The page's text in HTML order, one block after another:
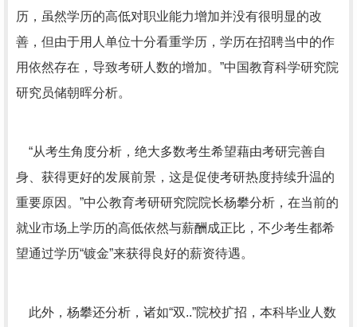
历，虽然学历的高低对职业能力增加并没有很明显的改
善，但由于用人单位十分看重学历，学历在招聘当中的作
用依然存在，导致考研人数的增加。”中国教育科学研究院
研究员储朝晖分析。
“从考生角度分析，绝大多数考生希望藉由考研完善自
身、获得更好的发展前景，这是促使考研热度持续升温的
重要原因。”中公教育考研研究院院长杨攀分析，在当前的
就业市场上学历的高低依然与薪酬成正比，不少考生都希
望通过学历“镀金”来获得良好的薪资待遇。
此外，杨攀还分析，诸如“双..”院校扩招，本科毕业人数